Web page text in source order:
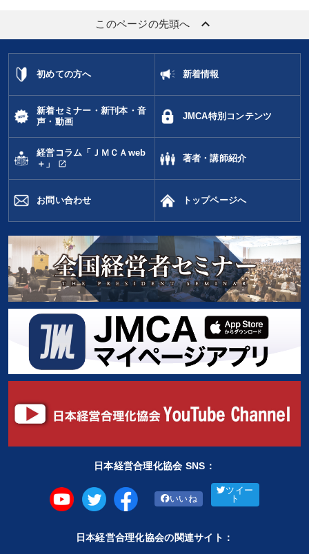
このページの先頭へ keyboard_arrow_up
初めての方へ 新着情報
新着セミナー・新刊本・音
声・動画
JMCA特別コンテンツ
経営コラム「ＪＭＣＡweb
＋」
open_in_new
著者・講師紹介
お問い合わせ トップページへ
日本経営合理化協会 SNS：
いいね
ツイー
ト
日本経営合理化協会の関連サイト：